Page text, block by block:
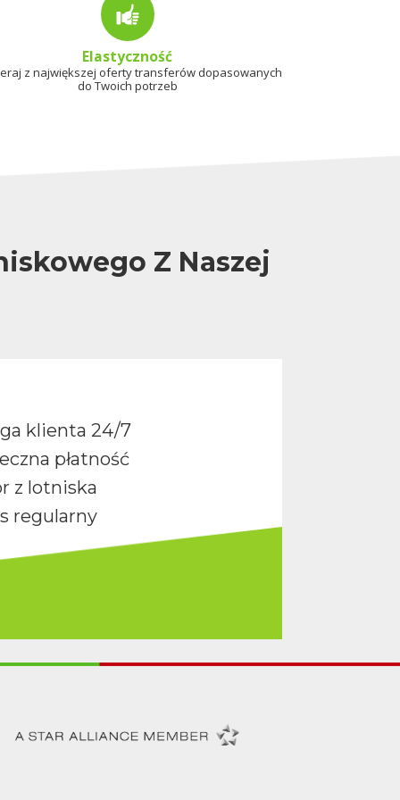
Elastyczność
z największej oferty transferów dopasowanych
do Twoich potrzeb
Z Naszej
klienta 24/7
płatność
z lotniska
regularny